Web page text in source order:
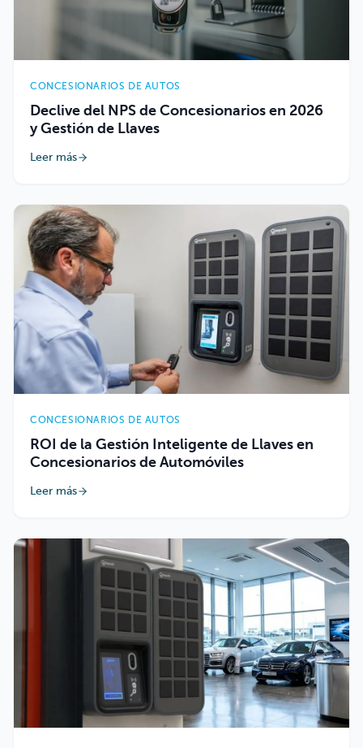
CONCESIONARIOS DE AUTOS
Declive del NPS de Concesionarios en 2026
y Gestión de Llaves
Leer más
CONCESIONARIOS DE AUTOS
ROI de la Gestión Inteligente de Llaves en
Concesionarios de Automóviles
Leer más